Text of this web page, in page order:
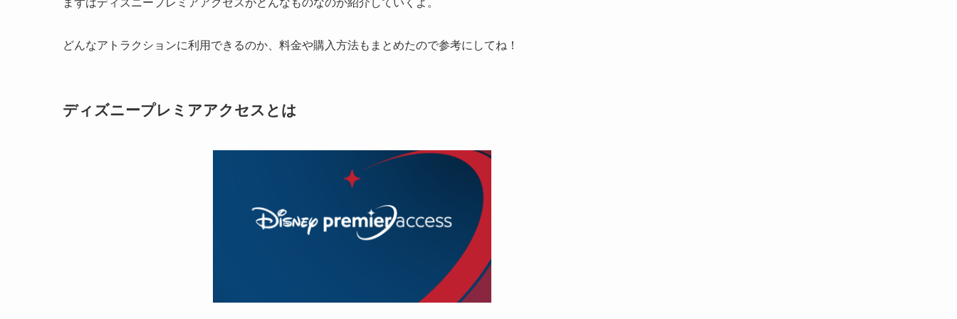
まずはディズニープレミアアクセスがどんなものなのか紹介していくよ。
どんなアトラクションに利用できるのか、 料金や購入方法もまとめたので参考にしてね！
ディズニープレミアアクセスとは